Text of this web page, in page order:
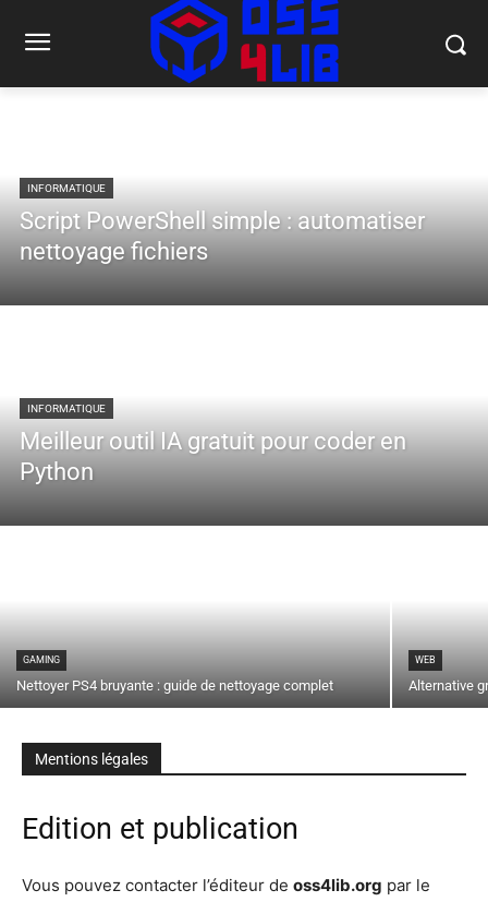
INFORMATIQUE
Script PowerShell simple : automatiser
nettoyage fichiers
INFORMATIQUE
Meilleur outil IA gratuit pour coder en
Python
GAMING
Nettoyer PS4 bruyante : guide de nettoyage complet
WEB
Alternative
Mentions légales
Edition et publication
Vous pouvez contacter l’éditeur de oss4lib.org par le